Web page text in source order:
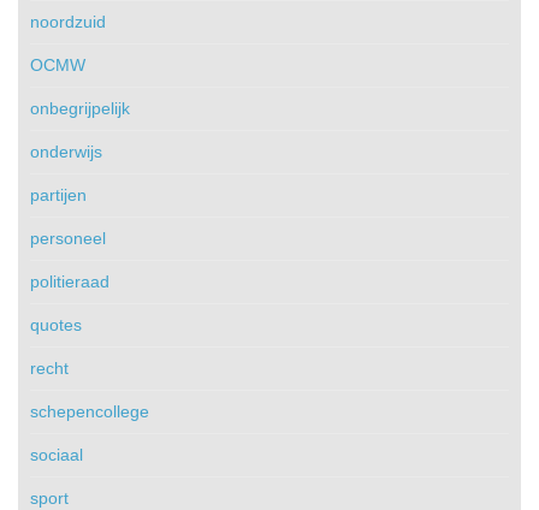
noordzuid
OCMW
onbegrijpelijk
onderwijs
partijen
personeel
politieraad
quotes
recht
schepencollege
sociaal
sport